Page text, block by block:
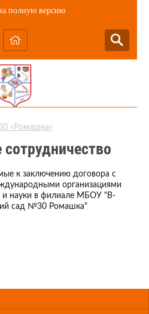
полную версию
«Ромашка»
к заключению договора с
организациями
и науки в филиале МБОУ "В-
сад №30 Ромашка"